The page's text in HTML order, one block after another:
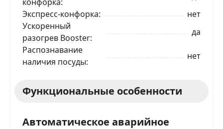
Экспресс-конфорка
нет
Ускоренный
разогрев Booster
да
Распознавание
наличия посуды
нет
Функциональные особенности
Автоматическое аварийное